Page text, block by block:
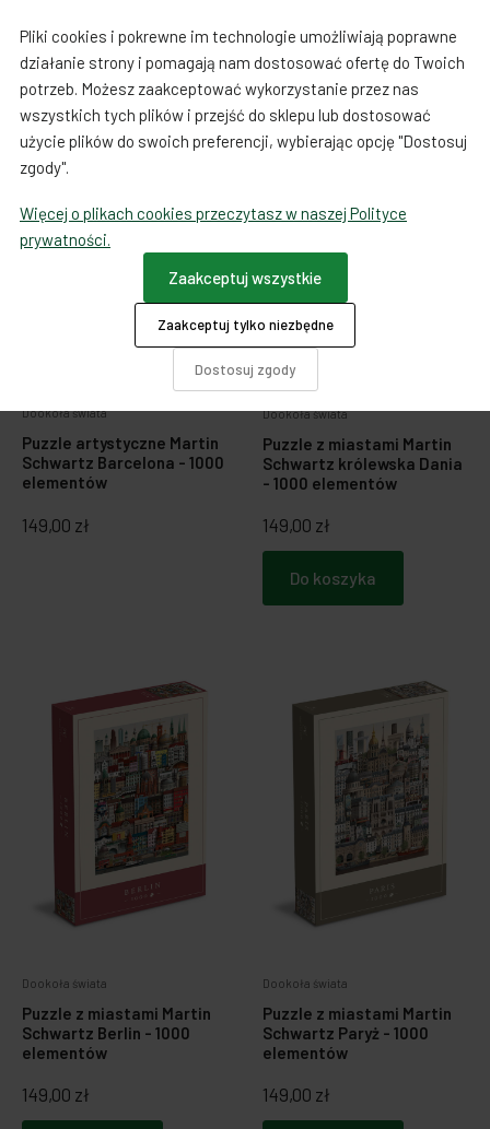
Dookoła świata
Puzzle artystyczne Martin
Schwartz Barcelona - 1000
elementów
149,00 zł
Dookoła świata
Puzzle z miastami Martin
Schwartz królewska Dania
- 1000 elementów
149,00 zł
Do koszyka
Dookoła świata
Puzzle z miastami Martin
Schwartz Berlin - 1000
elementów
149,00 zł
Dookoła świata
Puzzle z miastami Martin
Schwartz Paryż - 1000
elementów
149,00 zł
Pliki cookies i pokrewne im technologie umożliwiają poprawne
działanie strony i pomagają nam dostosować ofertę do Twoich
potrzeb. Możesz zaakceptować wykorzystanie przez nas
wszystkich tych plików i przejść do sklepu lub dostosować
użycie plików do swoich preferencji, wybierając opcję "Dostosuj
zgody".
Więcej o plikach cookies przeczytasz w naszej Polityce
prywatności.
Dostosuj zgody
Zaakceptuj tylko niezbędne
Zaakceptuj wszystkie